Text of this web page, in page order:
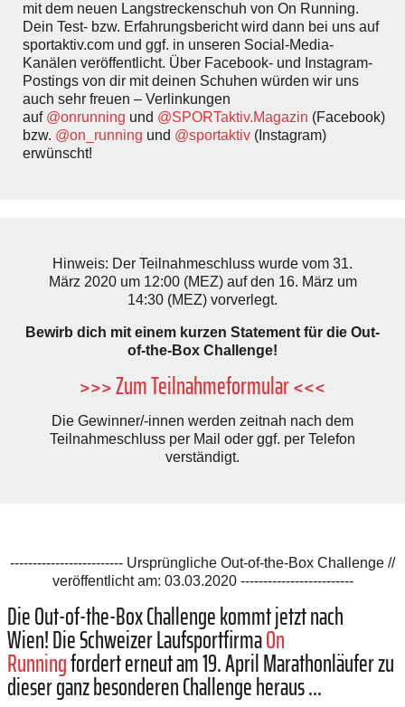
mit dem neuen Langstreckenschuh von On Running.
Dein Test- bzw. Erfahrungsbericht wird dann bei uns auf
sportaktiv.com und ggf. in unseren Social-Media-
Kanälen veröffentlicht. Über Facebook- und Instagram-
Postings von dir mit deinen Schuhen würden wir uns
auch sehr freuen – Verlinkungen
auf @onrunning und @SPORTaktiv.Magazin (Facebook)
bzw. @on_running und @sportaktiv (Instagram)
erwünscht!
Hinweis: Der Teilnahmeschluss wurde vom 31.
März 2020 um 12:00 (MEZ) auf den 16. März um
14:30 (MEZ) vorverlegt.
Bewirb dich mit einem kurzen Statement für die Out-
of-the-Box Challenge!
>>> Zum Teilnahmeformular <<<
Die Gewinner/-innen werden zeitnah nach dem
Teilnahmeschluss per Mail oder ggf. per Telefon
verständigt.
------------------------- Ursprüngliche Out-of-the-Box Challenge //
veröffentlicht am: 03.03.2020 -------------------------
Die Out-of-the-Box Challenge kommt jetzt nach
Wien!Die Schweizer LaufsportfirmaOn
Runningfordert erneut am 19. April Marathonläufer zu
dieser ganz besonderen Challenge heraus ...